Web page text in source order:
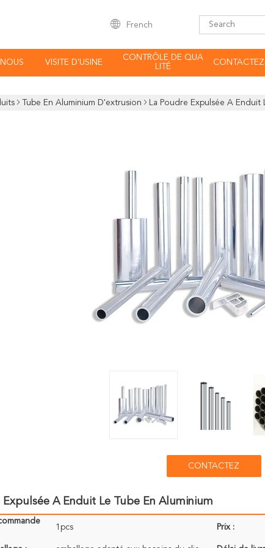
French
VISITE D'USINE
CONTRÔLE DE QUA
LITÉ
Tube En Aluminium D'extrusion La Poudre Expulsée A Enduit
CONTACTEZ
Expulsée A Enduit Le Tube En Aluminium
1pcs Prix :